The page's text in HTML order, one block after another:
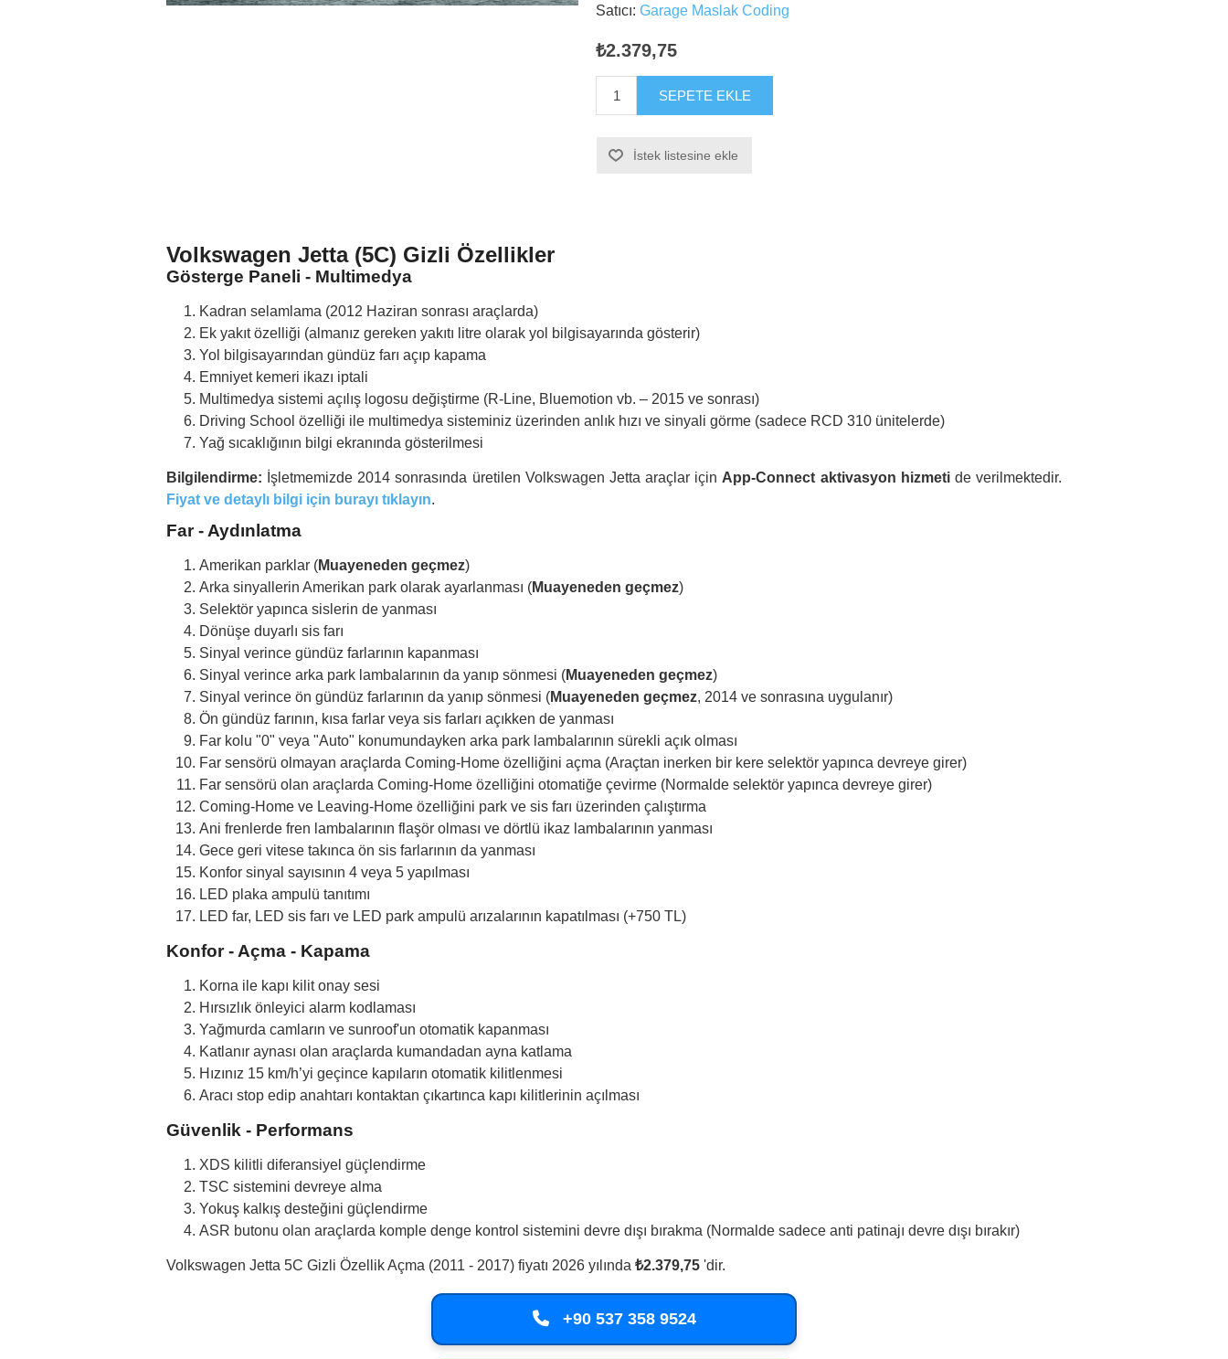
Satıcı: Garage Maslak Coding
₺2.379,75
SEPETE EKLE
İstek listesine ekle
Volkswagen Jetta (5C) Gizli Özellikler
Gösterge Paneli - Multimedya
Kadran selamlama (2012 Haziran sonrası araçlarda)
Ek yakıt özelliği (almanız gereken yakıtı litre olarak yol bilgisayarında gösterir)
Yol bilgisayarından gündüz farı açıp kapama
Emniyet kemeri ikazı iptali
Multimedya sistemi açılış logosu değiştirme (R-Line, Bluemotion vb. – 2015 ve sonrası)
Driving School özelliği ile multimedya sisteminiz üzerinden anlık hızı ve sinyali görme (sadece RCD 310 ünitelerde)
Yağ sıcaklığının bilgi ekranında gösterilmesi
Bilgilendirme: İşletmemizde 2014 sonrasında üretilen Volkswagen Jetta araçlar için App-Connect aktivasyon hizmetide verilmektedir.
Fiyat ve detaylı bilgi için burayı tıklayın.
Far - Aydınlatma
Amerikan parklar (Muayeneden geçmez)
Arka sinyallerin Amerikan park olarak ayarlanması (Muayeneden geçmez)
Selektör yapınca sislerin de yanması
Dönüşe duyarlı sis farı
Sinyal verince gündüz farlarının kapanması
Sinyal verince arka park lambalarının da yanıp sönmesi (Muayeneden geçmez)
Sinyal verince ön gündüz farlarının da yanıp sönmesi (Muayeneden geçmez, 2014 ve sonrasına uygulanır)
Ön gündüz farının, kısa farlar veya sis farları açıkken de yanması
Far kolu "0" veya "Auto" konumundayken arka park lambalarının sürekli açık olması
Far sensörü olmayan araçlarda Coming-Home özelliğini açma (Araçtan inerken bir kere selektör yapınca devreye girer)
Far sensörü olan araçlarda Coming-Home özelliğini otomatiğe çevirme (Normalde selektör yapınca devreye girer)
Coming-Home ve Leaving-Home özelliğini park ve sis farı üzerinden çalıştırma
Ani frenlerde fren lambalarının flaşör olması ve dörtlü ikaz lambalarının yanması
Gece geri vitese takınca ön sis farlarının da yanması
Konfor sinyal sayısının 4 veya 5 yapılması
LED plaka ampulü tanıtımı
LED far, LED sis farı ve LED park ampulü arızalarının kapatılması (+750 TL)
Konfor - Açma - Kapama
Korna ile kapı kilit onay sesi
Hırsızlık önleyici alarm kodlaması
Yağmurda camların ve sunroof'un otomatik kapanması
Katlanır aynası olan araçlarda kumandadan ayna katlama
Hızınız 15 km/h’yi geçince kapıların otomatik kilitlenmesi
Aracı stop edip anahtarı kontaktan çıkartınca kapı kilitlerinin açılması
Güvenlik - Performans
XDS kilitli diferansiyel güçlendirme
TSC sistemini devreye alma
Yokuş kalkış desteğini güçlendirme
ASR butonu olan araçlarda komple denge kontrol sistemini devre dışı bırakma (Normalde sadece anti patinajı devre dışı bırakır)
Volkswagen Jetta 5C Gizli Özellik Açma (2011 - 2017) fiyatı 2026 yılında ₺2.379,75 'dir.
+90 537 358 9524